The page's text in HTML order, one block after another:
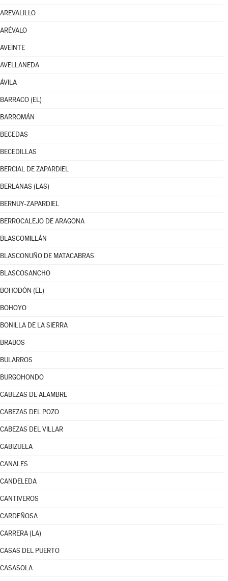
AREVALILLO
ARÉVALO
AVEINTE
AVELLANEDA
ÁVILA
BARRACO (EL)
BARROMÁN
BECEDAS
BECEDILLAS
BERCIAL DE ZAPARDIEL
BERLANAS (LAS)
BERNUY-ZAPARDIEL
BERROCALEJO DE ARAGONA
BLASCOMILLÁN
BLASCONUÑO DE MATACABRAS
BLASCOSANCHO
BOHODÓN (EL)
BOHOYO
BONILLA DE LA SIERRA
BRABOS
BULARROS
BURGOHONDO
CABEZAS DE ALAMBRE
CABEZAS DEL POZO
CABEZAS DEL VILLAR
CABIZUELA
CANALES
CANDELEDA
CANTIVEROS
CARDEÑOSA
CARRERA (LA)
CASAS DEL PUERTO
CASASOLA